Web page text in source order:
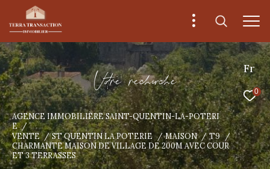
Fr
0
Vore recece
AGENCE IMMOBILIÈRE SAINT-QUENTIN-LA-POTERI
E
VENTE
ST QUENTIN LA POTERIE MAISON
T9
CHARMANTE MAISON DE VILLAGE DE 200M AVEC COUR
ET 3 TERRASSES